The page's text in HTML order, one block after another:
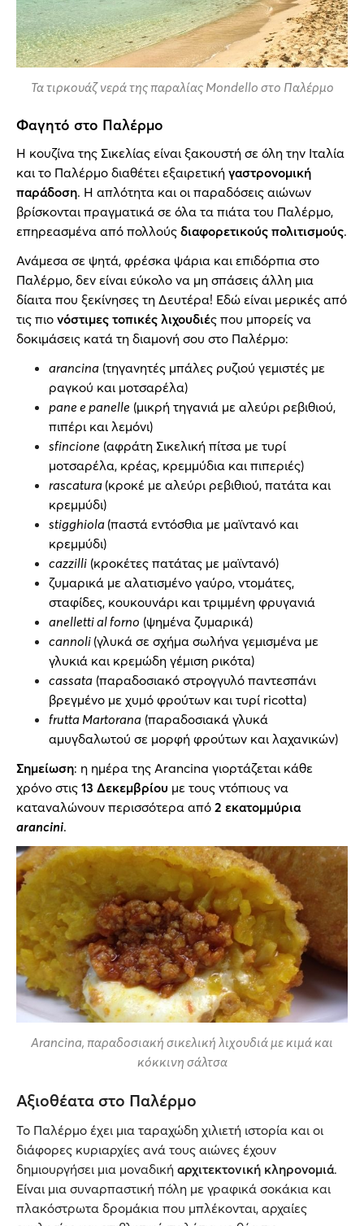
Τα τιρκουάζ νερά της παραλίας Mondello στο Παλέρμο
Φαγητό στο Παλέρμο
Η κουζίνα της Σικελίας είναι ξακουστή σε όλη την Ιταλία
και το Παλέρμο διαθέτει εξαιρετική γαστρονομική
παράδοση. Η απλότητα και οι παραδόσεις αιώνων
βρίσκονται πραγματικά σε όλα τα πιάτα του Παλέρμο,
επηρεασμένα από πολλούς διαφορετικούς πολιτισμούς.
Ανάμεσα σε ψητά, φρέσκα ψάρια και επιδόρπια στο
Παλέρμο, δεν είναι εύκολο να μη σπάσεις άλλη μια
δίαιτα που ξεκίνησες τη Δευτέρα! Εδώ είναι μερικές από
τις πιο νόστιμες τοπικές λιχουδιές που μπορείς να
δοκιμάσεις κατά τη διαμονή σου στο Παλέρμο:
arancina (τηγανητές μπάλες ρυζιού γεμιστές με
ραγκού και μοτσαρέλα)
pane e panelle (μικρή τηγανιά με αλεύρι ρεβιθιού,
πιπέρι και λεμόνι)
sfincione (αφράτη Σικελική πίτσα με τυρί
μοτσαρέλα, κρέας, κρεμμύδια και πιπεριές)
rascatura (κροκέ με αλεύρι ρεβιθιού, πατάτα και
κρεμμύδι)
stigghiola (παστά εντόσθια με μαϊντανό και
κρεμμύδι)
cazzilli (κροκέτες πατάτας με μαϊντανό)
ζυμαρικά με αλατισμένο γαύρο, ντομάτες,
σταφίδες, κουκουνάρι και τριμμένη φρυγανιά
anelletti al forno (ψημένα ζυμαρικά)
cannoli (γλυκά σε σχήμα σωλήνα γεμισμένα με
γλυκιά και κρεμώδη γέμιση ρικότα)
cassata (παραδοσιακό στρογγυλό παντεσπάνι
βρεγμένο με χυμό φρούτων και τυρί ricotta)
frutta Martorana (παραδοσιακά γλυκά
αμυγδαλωτού σε μορφή φρούτων και λαχανικών)
Σημείωση: η ημέρα της Arancina γιορτάζεται κάθε
χρόνο στις 13 Δεκεμβρίου με τους ντόπιους να
καταναλώνουν περισσότερα από 2 εκατομμύρια
arancini.
Αrancina, παραδοσιακή σικελική λιχουδιά με κιμά και
κόκκινη σάλτσα
Αξιοθέατα στο Παλέρμο
Το Παλέρμο έχει μια ταραχώδη χιλιετή ιστορία και οι
διάφορες κυριαρχίες ανά τους αιώνες έχουν
δημιουργήσει μια μοναδική αρχιτεκτονική κληρονομιά.
Είναι μια συναρπαστική πόλη με γραφικά σοκάκια και
πλακόστρωτα δρομάκια που μπλέκονται, αρχαίες